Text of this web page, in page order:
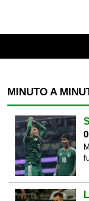
MINUTO A